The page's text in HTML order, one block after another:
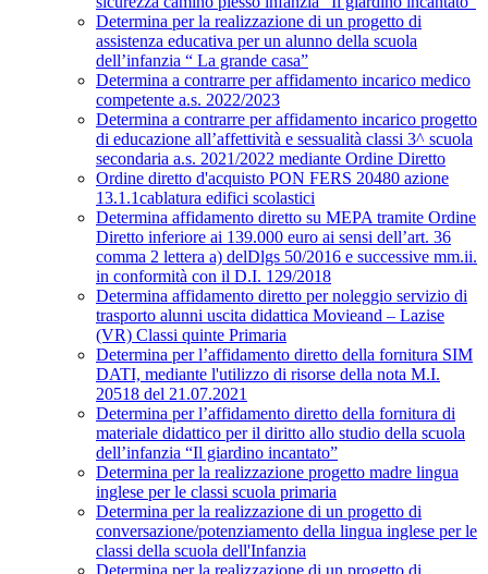
Determina per la realizzazione di un progetto di
assistenza educativa per un alunno della scuola
dell’infanzia “ La grande casa”
Determina a contrarre per affidamento incarico medico
competente a.s. 2022/2023
Determina a contrarre per affidamento incarico progetto
di educazione all’affettività e sessualità classi 3^ scuola
secondaria a.s. 2021/2022 mediante Ordine Diretto
Ordine diretto d'acquisto PON FERS 20480 azione
13.1.1cablatura edifici scolastici
Determina affidamento diretto su MEPA tramite Ordine
Diretto inferiore ai 139.000 euro ai sensi dell’art. 36
comma 2 lettera a) delDlgs 50/2016 e successive mm.ii.
in conformità con il D.I. 129/2018
Determina affidamento diretto per noleggio servizio di
trasporto alunni uscita didattica Movieand – Lazise
(VR) Classi quinte Primaria
Determina per l’affidamento diretto della fornitura SIM
DATI, mediante l'utilizzo di risorse della nota M.I.
20518 del 21.07.2021
Determina per l’affidamento diretto della fornitura di
materiale didattico per il diritto allo studio della scuola
dell’infanzia “Il giardino incantato”
Determina per la realizzazione progetto madre lingua
inglese per le classi scuola primaria
Determina per la realizzazione di un progetto di
conversazione/potenziamento della lingua inglese per le
classi della scuola dell'Infanzia